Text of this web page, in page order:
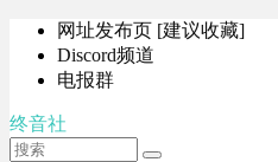
网址发布页 [建议收藏]
Discord频道
电报群
终音社